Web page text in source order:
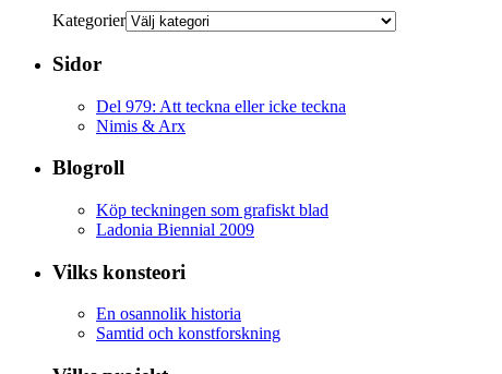
Kategorier
Sidor
Del 979: Att teckna eller icke teckna
Nimis & Arx
Blogroll
Köp teckningen som grafiskt blad
Ladonia Biennial 2009
Vilks konsteori
En osannolik historia
Samtid och konstforskning